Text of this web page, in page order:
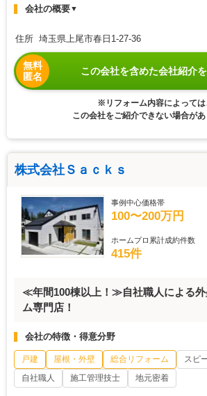
会社の概要▼
住所 埼玉県上尾市春日1-27-36
無料
匿名
この会社を含めた会社紹介
※リフォーム内容によっては
この会社をご紹介できない場合があ
株式会社Ｓａｃｋｓ
事例中心価格帯
100〜200万円
ホームプロ累計成約件数
415件
≪年間100棟以上！≫自社職人による外
ム専門店！
会社の特徴・得意分野
戸建 屋根・外壁 総合リフォーム
スピ
自社職人
施工管理技士 地元密着